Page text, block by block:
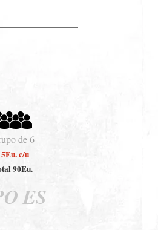
de 6
c/u
90Eu.
ES